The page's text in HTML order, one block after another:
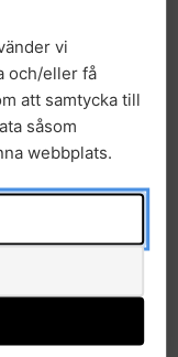
vi
och/eller få
att samtycka till
såsom
webbplats.